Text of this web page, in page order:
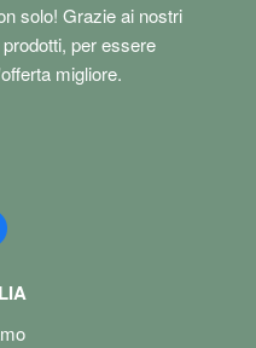
solo! Grazie ai nostri
per essere
migliore.